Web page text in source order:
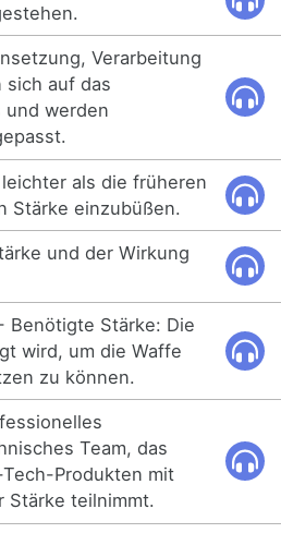
Verarbeitung
sich auf das
und werden
als die früheren
Stärke einzubüßen.
und der Wirkung
Benötigte Stärke: Die
wird, um die Waffe
zu können.
Team, das
Produkten mit
Stärke teilnimmt.